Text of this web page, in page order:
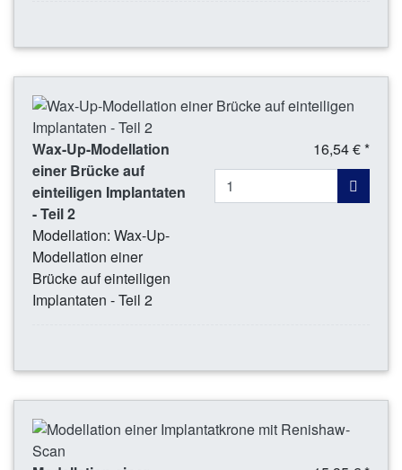
Wax-Up-Modellation
einer Brücke auf
einteiligen Implantaten
- Teil 2
Modellation: Wax-Up-
Modellation einer
Brücke auf einteiligen
Implantaten - Teil 2
16,54 € *